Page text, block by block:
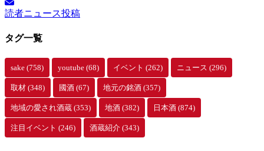
イ
ブ
読者ニュース投稿
タグ一覧
sake (758) youtube (68) イベント (262) ニュース (296)
取材 (348) 國酒 (67) 地元の銘酒 (357)
地域の愛され酒蔵 (353) 地酒 (382) 日本酒 (874)
注目イベント (246) 酒蔵紹介 (343)